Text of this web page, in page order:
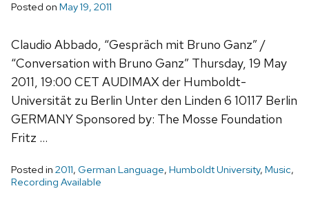
Posted on May 19, 2011
Claudio Abbado, “Gespräch mit Bruno Ganz” /
“Conversation with Bruno Ganz” Thursday, 19 May
2011, 19:00 CET AUDIMAX der Humboldt-
Universität zu Berlin Unter den Linden 6 10117 Berlin
GERMANY Sponsored by: The Mosse Foundation
Fritz …
Posted in 2011, German Language, Humboldt University, Music,
Recording Available